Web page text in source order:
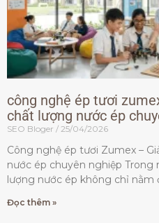
công nghệ ép tươi
chất lượng nước ép
SEO Bloger 25/04/2026
Công nghệ ép tươi Zumex –
nước ép chuyên nghiệp Trong
lượng nước ép không chỉ nằm
Đọc thêm »